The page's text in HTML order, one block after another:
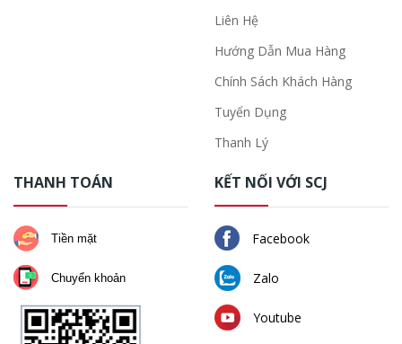
Liên Hệ
Hướng Dẫn Mua Hàng
Chính Sách Khách Hàng
Tuyển Dụng
Thanh Lý
THANH TOÁN
Tiền mặt
Chuyển khoản
KẾT NỐI VỚI SCJ
Facebook
Zalo
Youtube